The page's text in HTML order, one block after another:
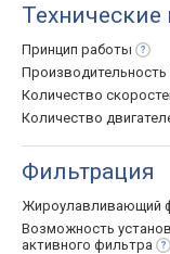
Принцип работы
Производительность
Количество
Количество
Фильтрация
Жироулавливающий
Возможность
активного фильтра